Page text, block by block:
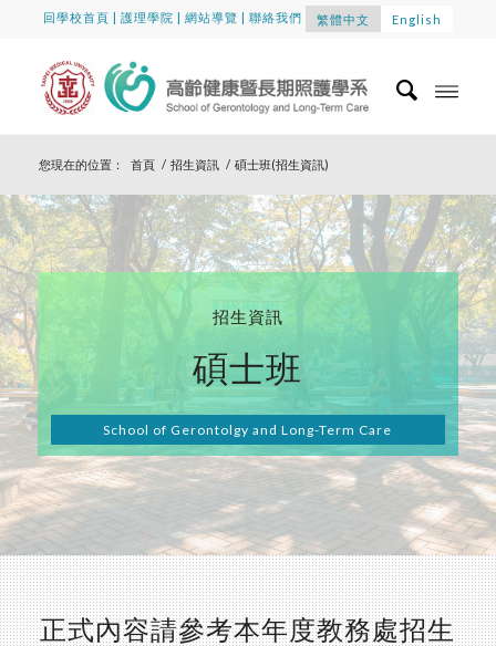
回學校首頁 |護理學院 |網站導覽 | 聯絡我們 繁體中文 English
您現在的位置： 首頁 / 招生資訊 / 碩士班(招生資訊)
招生資訊
碩士班
School of Gerontolgy and Long-Term Care
正式內容請參考本年度教務處招生